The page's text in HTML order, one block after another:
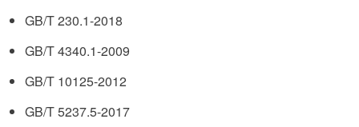
GB/T 230.1-2018
GB/T 4340.1-2009
GB/T 10125-2012
GB/T 5237.5-2017